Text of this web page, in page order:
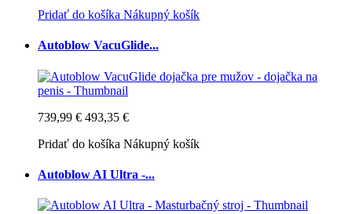
Pridať do košíka Nákupný košík
Autoblow VacuGlide...
739,99 € 493,35 €
Pridať do košíka Nákupný košík
Autoblow AI Ultra -...